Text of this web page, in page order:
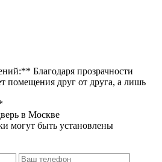
Благодаря прозрачности
помещения друг от друга, а лишь
могут быть установлены